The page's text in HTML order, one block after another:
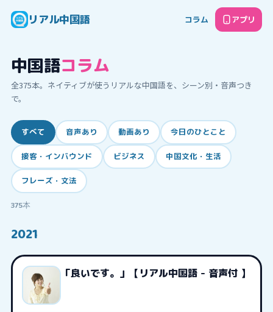
リアル中国語 コラム アプリ
中国語コラム
全375本。ネイティブが使うリアルな中国語を、シーン別・音声つき
で。
すべて 音声あり 動画あり 今日のひとこと
接客・インバウンド ビジネス 中国文化・生活
フレーズ・文法
375本
2021
「良いです。」【リアル中国語 - 音声付 】